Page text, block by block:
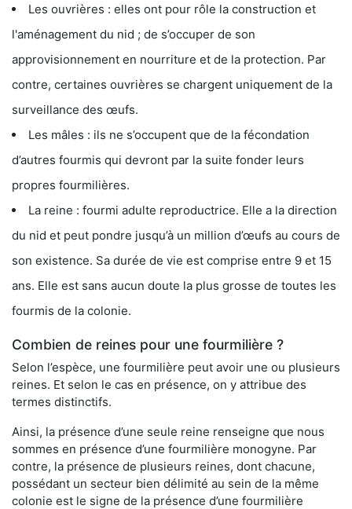
Les ouvrières : elles ont pour rôle la construction et
l'aménagement du nid ; de s’occuper de son
approvisionnement en nourriture et de la protection. Par
contre, certaines ouvrières se chargent uniquement de la
surveillance des œufs.
Les mâles : ils ne s’occupent que de la fécondation
d’autres fourmis qui devront par la suite fonder leurs
propres fourmilières.
La reine : fourmi adulte reproductrice. Elle a la direction
du nid et peut pondre jusqu’à un million d’œufs au cours de
son existence. Sa durée de vie est comprise entre 9 et 15
ans. Elle est sans aucun doute la plus grosse de toutes les
fourmis de la colonie.
Combien de reines pour une fourmilière ?
Selon l’espèce, une fourmilière peut avoir une ou plusieurs
reines. Et selon le cas en présence, on y attribue des
termes distinctifs.
Ainsi, la présence d’une seule reine renseigne que nous
sommes en présence d’une fourmilière monogyne. Par
contre, la présence de plusieurs reines, dont chacune,
possédant un secteur bien délimité au sein de la même
colonie est le signe de la présence d’une fourmilière